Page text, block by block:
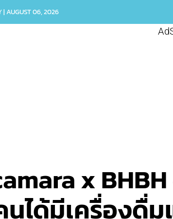
| AUGUST 06, 2026
x
ได้มีเครื่องดื่ม